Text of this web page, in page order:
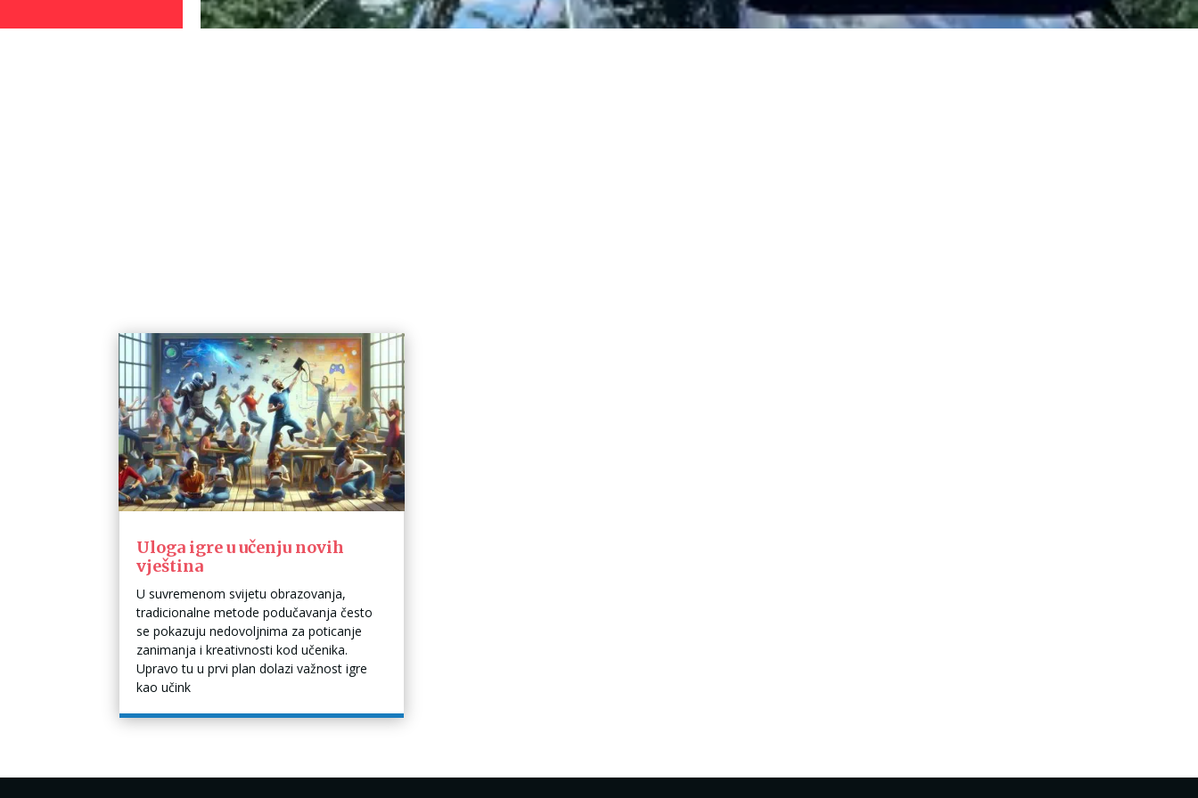
Uloga igre u učenju novih
vještina​
U suvremenom svijetu obrazovanja,
tradicionalne metode podučavanja često
se pokazuju nedovoljnima za poticanje
zanimanja i kreativnosti kod učenika.
Upravo tu u prvi plan dolazi važnost igre
kao učink